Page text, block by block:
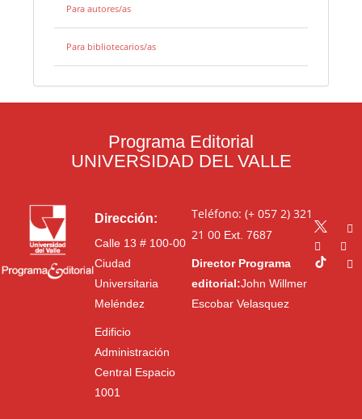
Para autores/as
Para bibliotecarios/as
Programa Editorial
UNIVERSIDAD DEL VALLE
Dirección:
Calle 13 # 100-00
Ciudad
Universitaria
Meléndez
Edificio
Administración
Central Espacio
1001
Teléfono: (+ 057 2) 321
21 00Ext. 7687
Director Programa
editorial:John Willmer
Escobar Velasquez